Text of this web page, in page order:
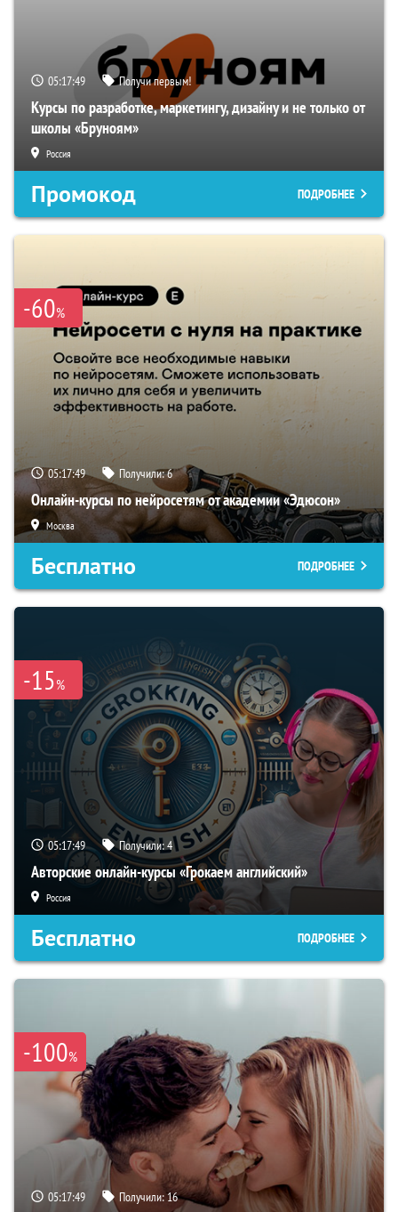
05:17:48 Получи первым!
Курсы по разработке, маркетингу, дизайну и не только от
школы «Бруноям»
Россия
Промокод ПОДРОБНЕЕ
-60%
05:17:48 Получили:6
Онлайн-курсы по нейросетям от академии «Эдюсон»
Москва
Бесплатно ПОДРОБНЕЕ
-15%
05:17:48 Получили:4
Авторские онлайн-курсы «Грокаем английский»
Россия
Бесплатно ПОДРОБНЕЕ
-100%
05:17:48 Получили:16